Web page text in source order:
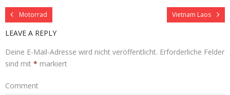
Motorrad Vietnam Laos
LEAVE A REPLY
Deine E-Mail-Adresse wird nicht veröffentlicht. Erforderliche Felder
sind mit * markiert
Comment